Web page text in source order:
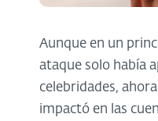
Aunque en un
ataque solo había
celebridades,
impactó en las